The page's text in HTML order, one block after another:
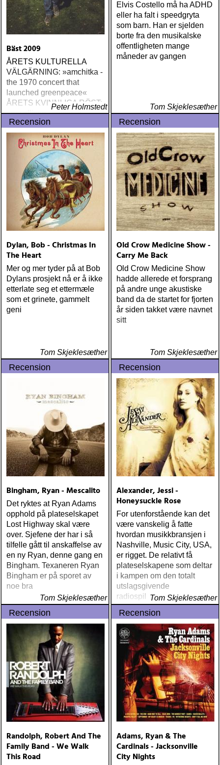
Bäst 2009
ÅRETS KULTURELLA
VÄLGÄRNING: »amchitka -
the 1970 concert that
launched greenpeace«
ÅRETS KVINNLIGA RÖST:
amy allison : sheffield
streets (urban myth)
ÅRETS SKILSMÄSSA:
amy speace : the killer in
me (wildflower) ÅRETS
WILLIE NELSON; bob
cheevers : tall texas tales
(inbred) ÅRETS PLATTA,
ALLA KATEGORIER, HELT
ENKELT: citizen k : meet
citizen k (paraply) ÅRETS
MANLIGA RÖST: clarence
(hyena) ÅRETS GILLIAN
WELCH: dave rawlings
machine : a friend of a
friend (acony) ÅRETS
MEST UNDANGÖMDA:
david mead : almost &
always (david mead)
ÅRETS 'LILLA' PAUL
SIMON: harper simon :
harper simon (tulsi) ÅRETS
(matrix) ÅRETS FANBASE-
PROJEKT: jill sobule :
california years (pinko)
ÅRETS GUY CLARK: keith
miles : beyond the
headlights (house of trout)
ÅRETS
AMERICA/BYRDS/EAGLES/JAYHAWKS:
(tapete) ÅRETS
SUPERGRUPP: monsters
of folk : monsters of folk
(rough trade) ÅRETS T-
BONE BURNETT:
moonalice : moonalice (a
minor label) ÅRETS
STÖRSTA, VÄRSTA,
TYNGSTA & DYRASTE:
neil young : archives
(reprise) ÅRETS GRAM &
EMMYLOU: sugarcane
jane : sugarcane jane
(admiral bean) ÅRETS FAB
FOUR: the beatles : mono
& stereo box (apple)
ÅRETS LIVE-DOKUMENT:
tom petty & the
heartbreakers : the live
anthology (reprise) ÅRETS
STUDIOÄSS: works
progress administration :
wpa (wpa records) ÅRETS
CÉLINE DION: zachary
richard : last kiss (artist
garage)
Peter Holmstedt
Elvis Costello må ha ADHD
eller ha falt i speedgryta
som barn. Han er sjelden
borte fra den musikalske
offentligheten mange
måneder av gangen
Tom Skjeklesæther
Recension
Dylan, Bob - Christmas In
The Heart
Mer og mer tyder på at Bob
Dylans prosjekt nå er å ikke
etterlate seg et ettermæle
som et grinete, gammelt
geni
Tom Skjeklesæther
Recension
Old Crow Medicine Show -
Carry Me Back
Old Crow Medicine Show
hadde allerede et forsprang
på andre unge akustiske
band da de startet for fjorten
år siden takket være navnet
sitt
Tom Skjeklesæther
Recension
Bingham, Ryan - Mescalito
Det ryktes at Ryan Adams
opphold på plateselskapet
Lost Highway skal være
over. Sjefene der har i så
tilfelle gått til anskaffelse av
en ny Ryan, denne gang en
Bingham. Texaneren Ryan
Bingham er på sporet av
noe bra
Tom Skjeklesæther
Recension
Alexander, Jessi -
Honeysuckle Rose
For utenforstående kan det
være vanskelig å fatte
hvordan musikkbransjen i
Nashville, Music City, USA,
er rigget. De relativt få
plateselskapene som deltar
i kampen om den totalt
utslagsgivende
radiospillingen, omgir seg
med et svært begrenset
antall musikere,
produsenter og låtskrivere
Tom Skjeklesæther
Recension
Randolph, Robert And The
Family Band - We Walk
This Road
Recension
Adams, Ryan & The
Cardinals - Jacksonville
City Nights